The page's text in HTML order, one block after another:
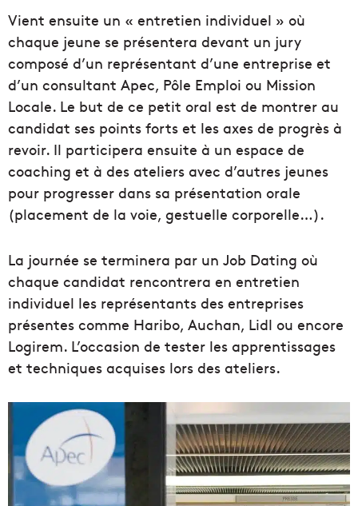
Vient ensuite un « entretien individuel » où
chaque jeune se présentera devant un jury
composé d’un représentant d’une entreprise et
d’un consultant Apec, Pôle Emploi ou Mission
Locale. Le but de ce petit oral est de montrer au
candidat ses points forts et les axes de progrès à
revoir. Il participera ensuite à un espace de
coaching et à des ateliers avec d’autres jeunes
pour progresser dans sa présentation orale
(placement de la voie, gestuelle corporelle…).
La journée se terminera par un Job Dating où
chaque candidat rencontrera en entretien
individuel les représentants des entreprises
présentes comme Haribo, Auchan, Lidl ou encore
Logirem. L’occasion de tester les apprentissages
et techniques acquises lors des ateliers.